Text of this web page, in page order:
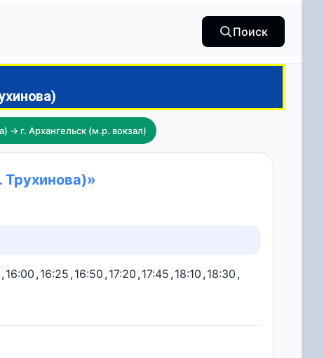
Поиск
→ г. Архангельск (м.р. вокзал)
Трухинова)»
,16:00 ,16:25 ,16:50 ,17:20 ,17:45 ,18:10 ,18:30 ,